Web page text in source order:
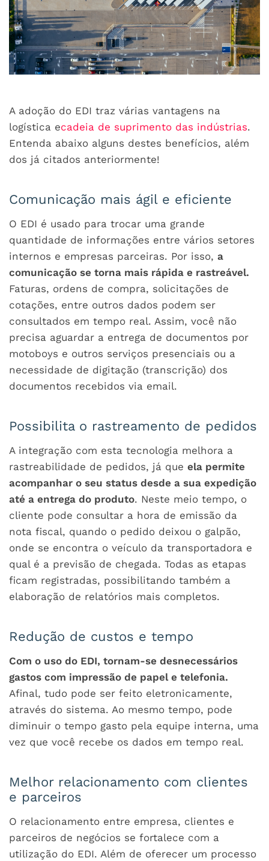
A adoção do EDI traz várias vantagens na
logística ecadeia de suprimento das indústrias.
Entenda abaixo alguns destes benefícios, além
dos já citados anteriormente!
Comunicação mais ágil e eficiente
O EDI é usado para trocar uma grande
quantidade de informações entre vários setores
internos e empresas parceiras. Por isso, a
comunicação se torna mais rápida e rastreável.
Faturas, ordens de compra, solicitações de
cotações, entre outros dados podem ser
consultados em tempo real. Assim, você não
precisa aguardar a entrega de documentos por
motoboys e outros serviços presenciais ou a
necessidade de digitação (transcrição) dos
documentos recebidos via email.
Possibilita o rastreamento de pedidos
A integração com esta tecnologia melhora a
rastreabilidade de pedidos, já que ela permite
acompanhar o seu status desde a sua expedição
até a entrega do produto. Neste meio tempo, o
cliente pode consultar a hora de emissão da
nota fiscal, quando o pedido deixou o galpão,
onde se encontra o veículo da transportadora e
qual é a previsão de chegada. Todas as etapas
ficam registradas, possibilitando também a
elaboração de relatórios mais completos.
Redução de custos e tempo
Com o uso do EDI, tornam-se desnecessários
gastos com impressão de papel e telefonia.
Afinal, tudo pode ser feito eletronicamente,
através do sistema. Ao mesmo tempo, pode
diminuir o tempo gasto pela equipe interna, uma
vez que você recebe os dados em tempo real.
Melhor relacionamento com clientes
e parceiros
O relacionamento entre empresa, clientes e
parceiros de negócios se fortalece com a
utilização do EDI. Além de oferecer um processo